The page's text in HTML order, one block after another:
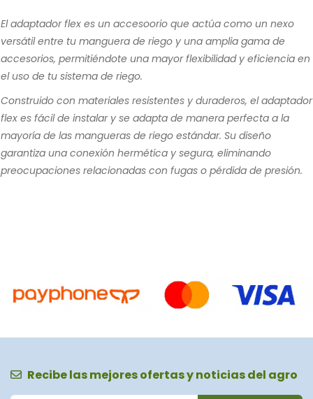
El adaptador flex es un accesoorio que actúa como un nexo
versátil entre tu manguera de riego y una amplia gama de
accesorios, permitiéndote una mayor flexibilidad y eficiencia en
el uso de tu sistema de riego.
Construido con materiales resistentes y duraderos, el adaptador
flex es fácil de instalar y se adapta de manera perfecta a la
mayoría de las mangueras de riego estándar. Su diseño
garantiza una conexión hermética y segura, eliminando
preocupaciones relacionadas con fugas o pérdida de presión.
Recibe las mejores ofertas y noticias del agro